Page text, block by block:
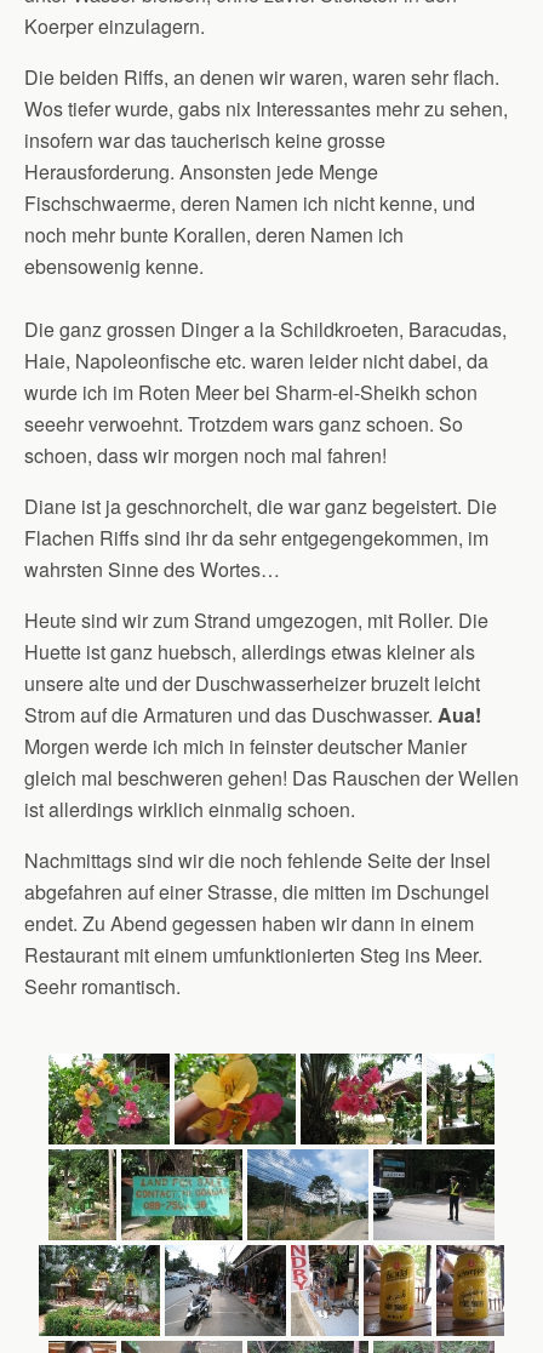
Koerper einzulagern.
Die beiden Riffs, an denen wir waren, waren sehr flach.
Wos tiefer wurde, gabs nix Interessantes mehr zu sehen,
insofern war das taucherisch keine grosse
Herausforderung. Ansonsten jede Menge
Fischschwaerme, deren Namen ich nicht kenne, und
noch mehr bunte Korallen, deren Namen ich
ebensowenig kenne.
Die ganz grossen Dinger a la Schildkroeten, Baracudas,
Haie, Napoleonfische etc. waren leider nicht dabei, da
wurde ich im Roten Meer bei Sharm-el-Sheikh schon
seeehr verwoehnt. Trotzdem wars ganz schoen. So
schoen, dass wir morgen noch mal fahren!
Diane ist ja geschnorchelt, die war ganz begeistert. Die
Flachen Riffs sind ihr da sehr entgegengekommen, im
wahrsten Sinne des Wortes…
Heute sind wir zum Strand umgezogen, mit Roller. Die
Huette ist ganz huebsch, allerdings etwas kleiner als
unsere alte und der Duschwasserheizer bruzelt leicht
Strom auf die Armaturen und das Duschwasser. Aua!
Morgen werde ich mich in feinster deutscher Manier
gleich mal beschweren gehen! Das Rauschen der Wellen
ist allerdings wirklich einmalig schoen.
Nachmittags sind wir die noch fehlende Seite der Insel
abgefahren auf einer Strasse, die mitten im Dschungel
endet. Zu Abend gegessen haben wir dann in einem
Restaurant mit einem umfunktionierten Steg ins Meer.
Seehr romantisch.